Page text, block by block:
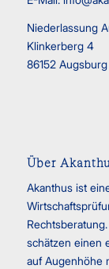
Niederlassung
Klinkerberg 4
86152 Augsburg
Über
Akanthus ist
schätzen einen
auf Augenhöhe